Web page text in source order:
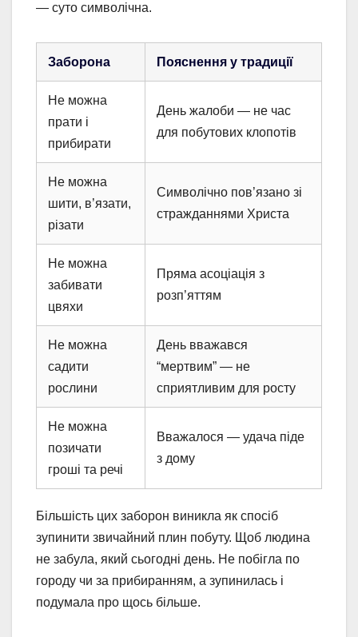
— суто символічна.
Заборона Пояснення у традиції
Не можна
прати і
прибирати
День жалоби — не час
для побутових клопотів
Не можна
шити, в’язати,
різати
Символічно пов’язано зі
стражданнями Христа
Не можна
забивати
цвяхи
Пряма асоціація з
розп’яттям
Не можна
садити
рослини
День вважався
“мертвим” — не
сприятливим для росту
Не можна
позичати
гроші та речі
Вважалося — удача піде
з дому
Більшість цих заборон виникла як спосіб
зупинити звичайний плин побуту. Щоб людина
не забула, який сьогодні день. Не побігла по
городу чи за прибиранням, а зупинилась і
подумала про щось більше.